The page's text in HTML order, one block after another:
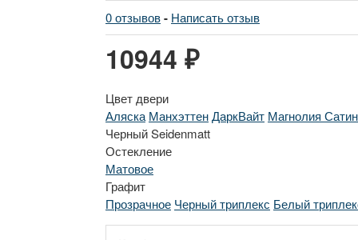
0 отзывов- Написать отзыв
10944 ₽
Цвет двери
Аляска МанхэттенДаркВайт Магнолия
Черный Seidenmatt
Остекление
Матовое
Графит
Прозрачное Черный триплекс Белый